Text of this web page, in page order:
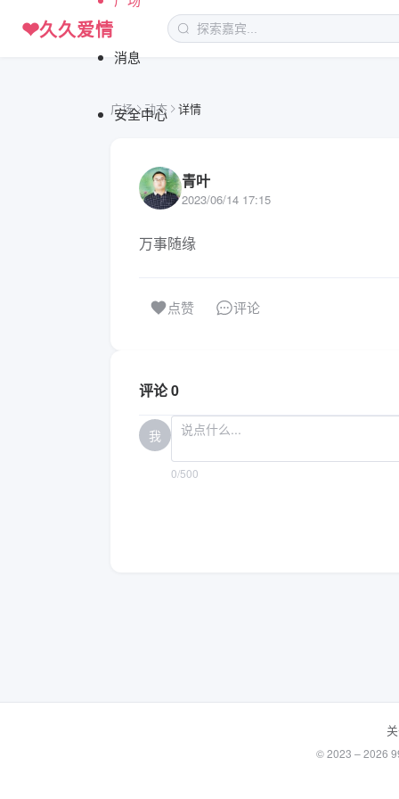
❤久久爱情
消息
安全中心
广场 动态 详情
青叶
2023/06/14 17:15
万事随缘
点赞 评论
评论 0
我
0/500
© 2023 – 2026